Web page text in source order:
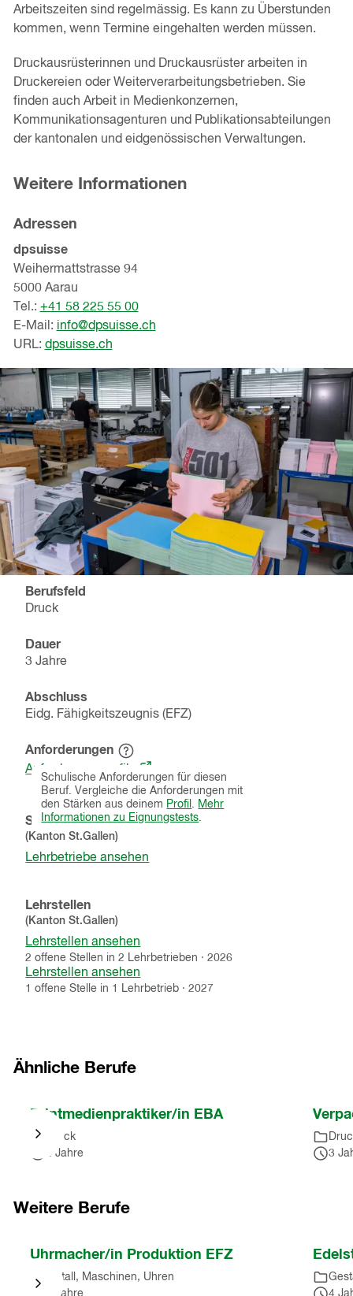
Arbeitszeiten sind regelmässig. Es kann zu Überstunden
kommen, wenn Termine eingehalten werden müssen.
Druckausrüsterinnen und Druckausrüster arbeiten in
Druckereien oder Weiterverarbeitungsbetrieben. Sie
finden auch Arbeit in Medienkonzernen,
Kommunikationsagenturen und Publikationsabteilungen
der kantonalen und eidgenössischen Verwaltungen.
Weitere Informationen
Adressen
dpsuisse
Weihermattstrasse 94
5000 Aarau
Tel.: +41 58 225 55 00
E-Mail: info@dpsuisse.ch
URL: dpsuisse.ch
Berufsfeld
Druck
Dauer
3 Jahre
Abschluss
Eidg. Fähigkeitszeugnis (EFZ)
Anforderungen
Hinweistext
einblenden
Schulische Anforderungen für diesen
Beruf. Vergleiche die Anforderungen mit
den Stärken aus deinem Profil
Mehr
Informationen zu Eignungstests
Anforderungsprofile
(öffnet
in
einem
neuen
Schnupperlehren
(KantonSt.Gallen)
Lehrbetriebe ansehen
Lehrstellen
(KantonSt.Gallen)
Lehrstellen ansehen
2 offeneStellen in2 Lehrbetrieben ·2026
Lehrstellen ansehen
1 offeneStelle in 1 Lehrbetrieb ·2027
Ähnliche Berufe
Karussell
springen
Printmedienpraktiker/in EBA
Druck
2 Jahre
3
Karussell
Einträge)
Weitere Berufe
Karussell
springen
Uhrmacher/in Produktion EFZ
Metall, Maschinen, Uhren